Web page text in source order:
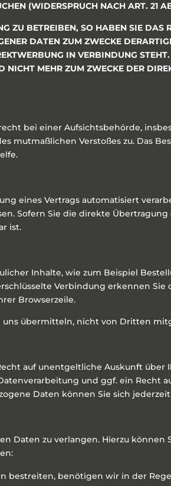
(WIDERSPRUCH NACH ART. 21
ZU BETREIBEN, SO HABEN SIE DAS
DATEN ZUM ZWECKE
IN VERBINDUNG
NICHT MEHR ZUM ZWECKE DER
bei einer Aufsichtsbehörde,
mutmaßlichen Verstoßes zu. Das
eines Vertrags automatisiert
Sofern Sie die direkte
ist.
Inhalte, wie zum Beispiel
Verbindung erkennen Sie
Browserzeile.
uns übermitteln, nicht von Dritten
auf unentgeltliche Auskunft über
und ggf. ein Recht
Daten können Sie sich
Daten zu verlangen. Hierzu können
bestreiten, benötigen wir in der